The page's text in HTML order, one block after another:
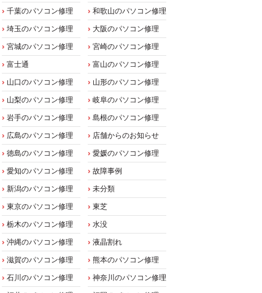
千葉のパソコン修理
和歌山のパソコン修理
埼玉のパソコン修理
大阪のパソコン修理
宮城のパソコン修理
宮崎のパソコン修理
富士通
富山のパソコン修理
山口のパソコン修理
山形のパソコン修理
山梨のパソコン修理
岐阜のパソコン修理
岩手のパソコン修理
島根のパソコン修理
広島のパソコン修理
店舗からのお知らせ
徳島のパソコン修理
愛媛のパソコン修理
愛知のパソコン修理
故障事例
新潟のパソコン修理
未分類
東京のパソコン修理
東芝
栃木のパソコン修理
水没
沖縄のパソコン修理
液晶割れ
滋賀のパソコン修理
熊本のパソコン修理
石川のパソコン修理
神奈川のパソコン修理